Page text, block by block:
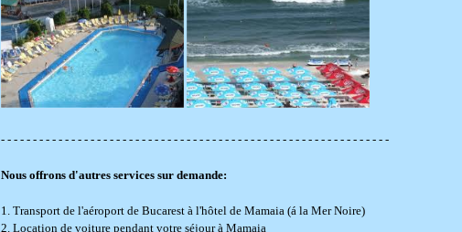
- - - - - - - - - - - - - - - - - - - - - - - - - - - - - - - - - - - - - - - - - - - - - - - - - - - - - - - - - - - - -
Nous offrons d'autres services sur demande:
1. Transport de l'aéroport de Bucarest à l'hôtel de Mamaia (á la Mer Noire)
2. Location de voiture pendant votre séjour à Mamaia